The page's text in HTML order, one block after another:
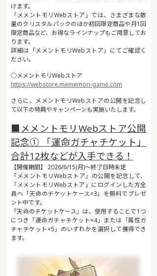
けます。
「メメントモリWebストア」では、さまざまな数
量のクリスタルパックのほか初回限定商品や月1回
限定商品など、お得なラインナップもご用意してお
ります。
詳細は「メメントモリWebストア」にてご確認く
ださい。
○メメントモリWebストア
https://webstore.mememori-game.com
さらに、メメントモリWebストアの公開を記念し
て以下の特典やキャンペーンも実施いたします。
■メメントモリWebストア公開
記念① 「運命ガチャチケット」
合計12枚などが入手できる！
【開催期間】 2026/6/15(月)～終了日時未定
「メメントモリWebストア」の公開を記念して、
「メメントモリWebストア」にログインした方全
員へ「天命のチケットケース×3」を無料でプレゼ
ント中です。
「天命のチケットケース」は、使用することで1つ
につき「運命ガチャチケット×4」または「属性ガ
チャチケット×5」のいずれかを選択して獲得でき
ます。